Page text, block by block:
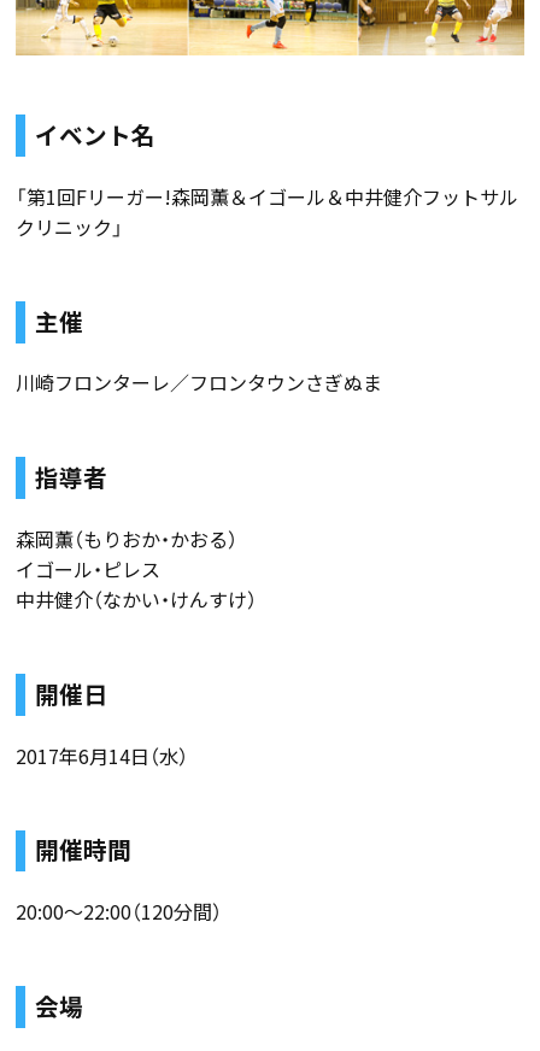
イベント名
「第1回Fリーガー!森岡薫＆イゴール＆中井健介フットサル
クリニック」
主催
川崎フロンターレ／フロンタウンさぎぬま
指導者
森岡薫（もりおか・かおる）
イゴール・ピレス
中井健介（なかい・けんすけ）
開催日
2017年6月14日（水）
開催時間
20:00〜22:00（120分間）
会場